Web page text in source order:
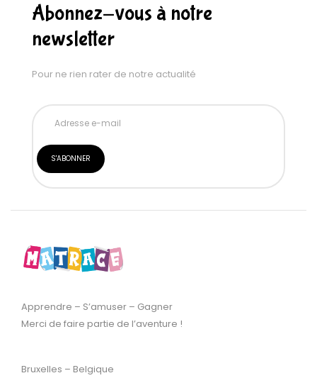
Abonnez-vous à notre
newsletter
Pour ne rien rater de notre actualité
Apprendre – S’amuser – Gagner
Merci de faire partie de l’aventure !
Bruxelles – Belgique